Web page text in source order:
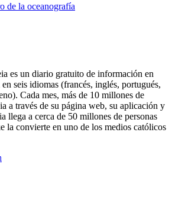
de la oceanografía
es un diario gratuito de información en
seis idiomas (francés, inglés, portugués,
Cada mes, más de 10 millones de
a través de su página web, su aplicación y
llega a cerca de 50 millones de personas
la convierte en uno de los medios católicos